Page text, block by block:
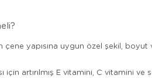
çene yapısına uygun özel şekil,
için artırılmış E vitamini, C vitamini